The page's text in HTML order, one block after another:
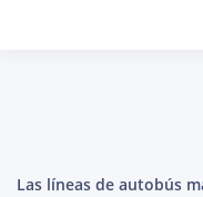
Las líneas de autobús